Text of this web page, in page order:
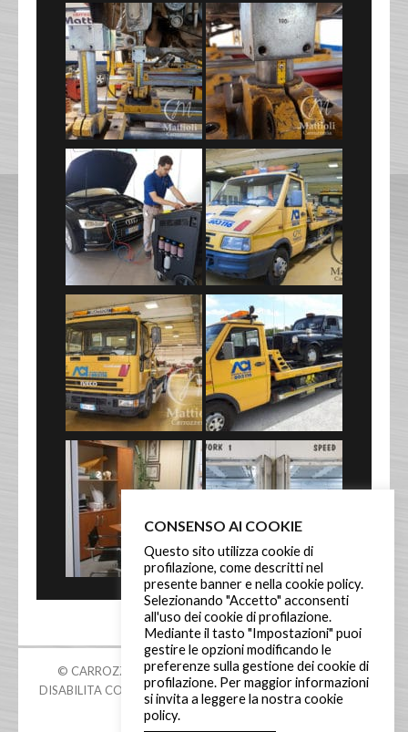
© CARROZZERIA MATTIOLI 2018 |COOKIE POLICY|
DISABILITA COOKIE|PRIVACY POLICY|SITO WEB CREATO
DA WWW.LINDASPANO.COM
CONSENSO AI COOKIE
Questo sito utilizza cookie di
profilazione, come descritti nel
presente banner e nella cookie policy.
Selezionando "Accetto" acconsenti
all'uso dei cookie di profilazione.
Mediante il tasto "Impostazioni" puoi
gestire le opzioni modificando le
preferenze sulla gestione dei cookie di
profilazione. Per maggior informazioni
si invita a leggere la nostra cookie
policy.